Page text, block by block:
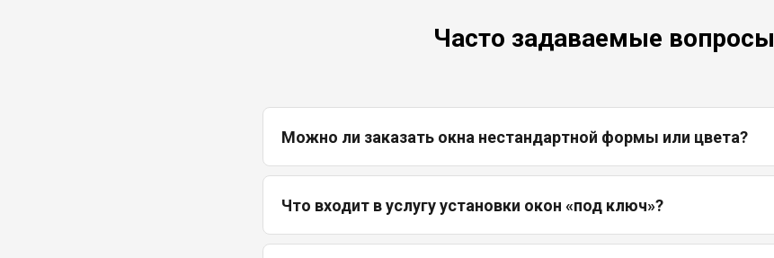
Часто задаваемые вопросы
Можно ли заказать окна нестандартной формы или цвета?
Что входит в услугу установки окон «под ключ»?